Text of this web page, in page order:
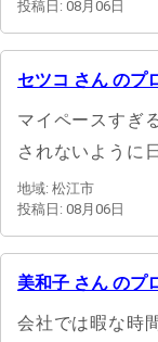
投稿日: 08月06日
セツコ さん のプ
マイペースすぎ
されないように
地域: 松江市
投稿日: 08月06日
美和子 さん のプ
会社では暇な時